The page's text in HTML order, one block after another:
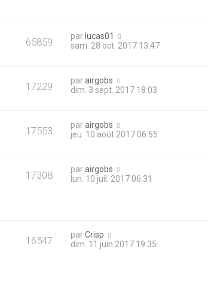
65859 par lucas01
sam. 28 oct. 2017 13:47
17229 parairgobs
dim. 3 sept. 2017 18:03
17553 parairgobs
jeu. 10 août 2017 06:55
17308 parairgobs
lun. 10 juil. 2017 06:31
16547 parCrisp
dim. 11 juin 2017 19:35